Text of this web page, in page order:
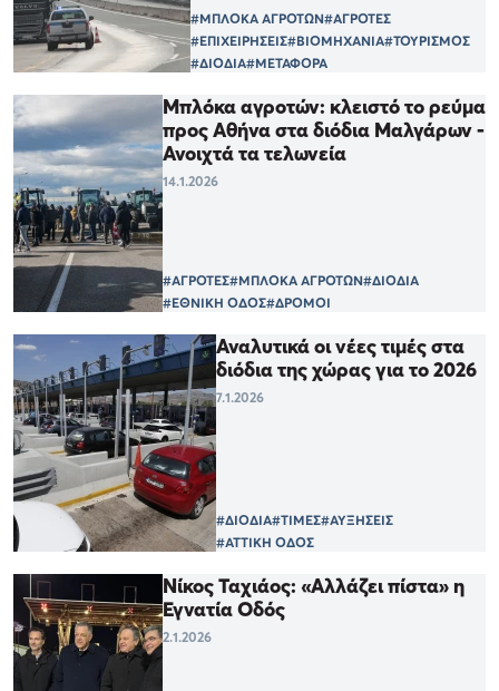
#ΜΠΛΟΚΑ ΑΓΡΟΤΩΝ#ΑΓΡΟΤΕΣ
#ΕΠΙΧΕΙΡΗΣΕΙΣ#ΒΙΟΜΗΧΑΝΙΑ#ΤΟΥΡΙΣΜΟΣ
#ΔΙΟΔΙΑ#ΜΕΤΑΦΟΡΑ
Mπλόκα αγροτών: κλειστό το ρεύμα
προς Αθήνα στα διόδια Μαλγάρων -
Ανοιχτά τα τελωνεία
14.1.2026
#ΑΓΡΟΤΕΣ#ΜΠΛΟΚΑ ΑΓΡΟΤΩΝ#ΔΙΟΔΙΑ
#ΕΘΝΙΚΗ ΟΔΟΣ#ΔΡΟΜΟΙ
Αναλυτικά οι νέες τιμές στα
διόδια της χώρας για το 2026
7.1.2026
#ΔΙΟΔΙΑ#ΤΙΜΕΣ#ΑΥΞΗΣΕΙΣ
#ΑΤΤΙΚΗ ΟΔΟΣ
Νίκος Ταχιάος: «Αλλάζει πίστα» η
Εγνατία Οδός
2.1.2026